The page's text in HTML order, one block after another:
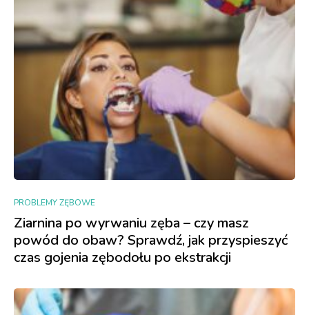
PROBLEMY ZĘBOWE
Ziarnina po wyrwaniu zęba – czy masz
powód do obaw? Sprawdź, jak przyspieszyć
czas gojenia zębodołu po ekstrakcji